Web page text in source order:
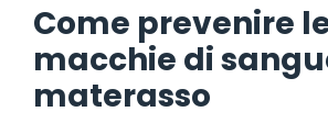
Come prevenire
macchie di
materasso